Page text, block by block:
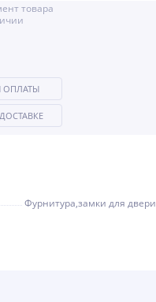
товара
ОПЛАТЫ
Фурнитура,замки для двери